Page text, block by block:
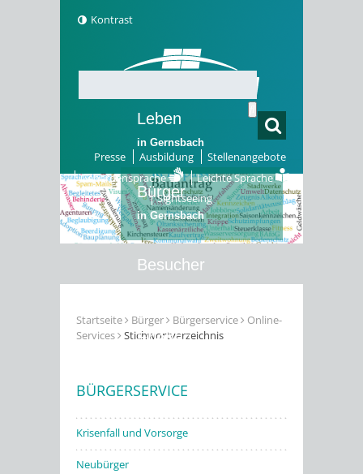
Kontrast
Presse Ausbildung
Stellenangebote
Gebärdensprache
Leichte Sprache
Sightseeing
Leben
in Gernsbach
Bürger
in Gernsbach
Besucher
Erleben
Startseite Bürger Bürgerservice
Online-
Services
Stichwortverzeichnis
BÜRGERSERVICE
Krisenfall und Vorsorge
Neubürger